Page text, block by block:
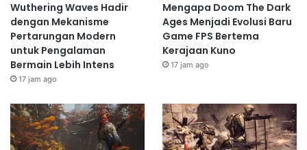
Wuthering Waves Hadir
dengan Mekanisme
Pertarungan Modern
untuk Pengalaman
Bermain Lebih Intens
17 jam ago
Mengapa Doom The Dark
Ages Menjadi Evolusi Baru
Game FPS Bertema
Kerajaan Kuno
17 jam ago